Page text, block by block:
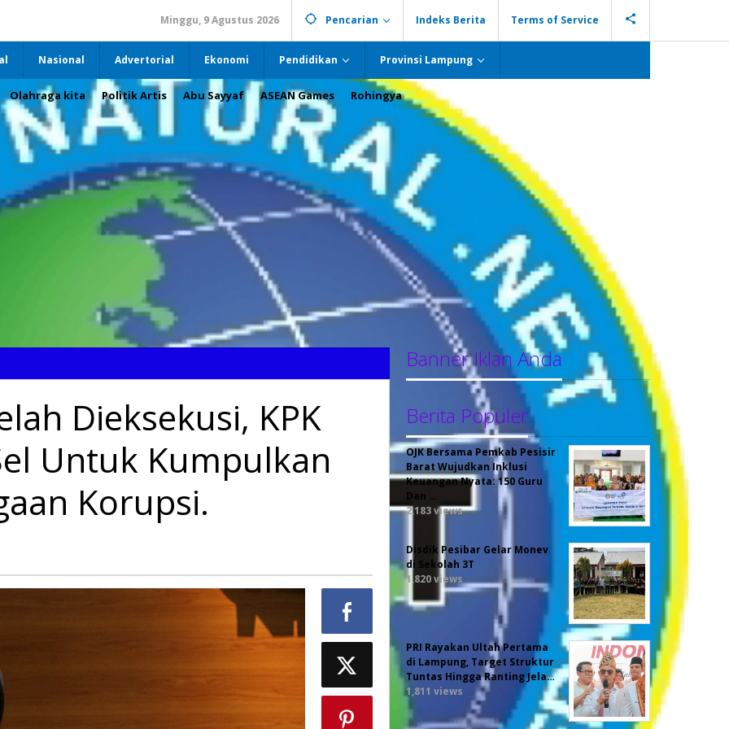
Minggu, 9 Agustus 2026 Pencarian Indeks Berita Terms of Service
Nasional Advertorial Ekonomi Pendidikan Provinsi Lampung
Olahraga kita Politik Artis Abu Sayyaf ASEAN Games Rohingya
Dieksekusi, KPK
Untuk Kumpulkan
Korupsi.
Banner Iklan Anda
Berita Populer
OJK Bersama Pemkab Pesisir
Barat Wujudkan Inklusi
Keuangan Nyata: 150 Guru
Dan …
2,183 views
Disdik Pesibar Gelar Monev
di Sekolah 3T
1,820 views
PRI Rayakan Ultah Pertama
di Lampung, Target Struktur
Tuntas Hingga Ranting Jela…
1,811 views